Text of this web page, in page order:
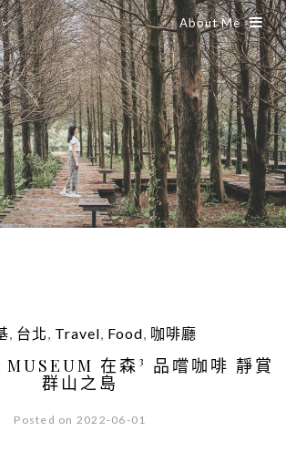
About Me
, 台北, Travel, Food, 咖啡廳
在森³ 品嚐咖啡 靜賞
群山之島
Posted on 2022-06-01